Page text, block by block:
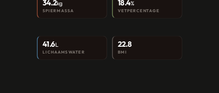
34.2kg
SPIERMASSA
18.4%
VETPERCENTAGE
41.6L
LICHAAMSWATER
22.8
BMI